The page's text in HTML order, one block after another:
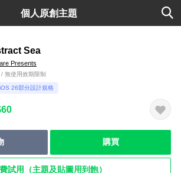
個人原創主題
Sea
Presents
無使用效期限制
26部分設計規格
購買
試用（主題及貼圖用到飽）